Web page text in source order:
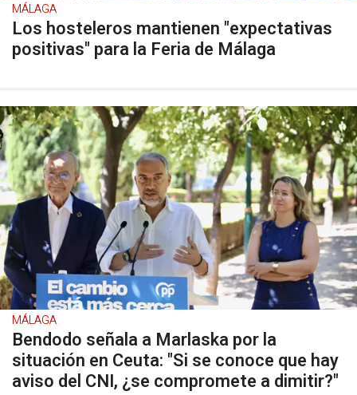
MÁLAGA
Los hosteleros mantienen "expectativas
positivas" para la Feria de Málaga
MÁLAGA
Bendodo señala a Marlaska por la
situación en Ceuta: "Si se conoce que hay
aviso del CNI, ¿se compromete a dimitir?"